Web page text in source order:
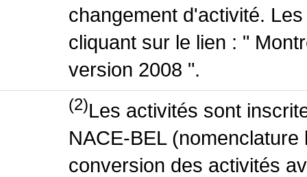
changement d'activité.
cliquant sur le lien : "
version 2008 ".
(2)Les activités sont
NACE-BEL
conversion des activités